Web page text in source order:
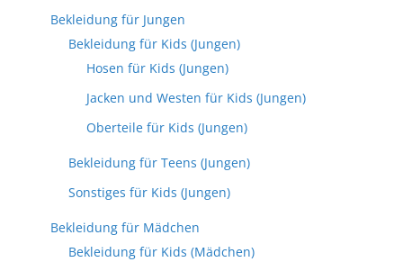
Bekleidung für Jungen
Bekleidung für Kids (Jungen)
Hosen für Kids (Jungen)
Jacken und Westen für Kids (Jungen)
Oberteile für Kids (Jungen)
Bekleidung für Teens (Jungen)
Sonstiges für Kids (Jungen)
Bekleidung für Mädchen
Bekleidung für Kids (Mädchen)